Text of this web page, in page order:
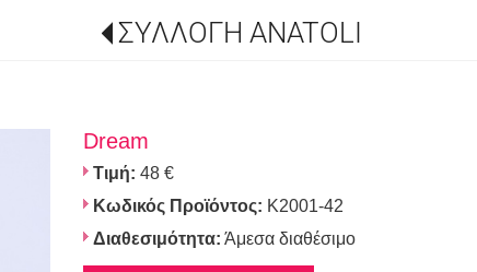
ΣΥΛΛΟΓΗ ANATOLI
Dream
Τιμή: 48 €
Κωδικός Προϊόντος: K2001-42
Διαθεσιμότητα: Άμεσα διαθέσιμο